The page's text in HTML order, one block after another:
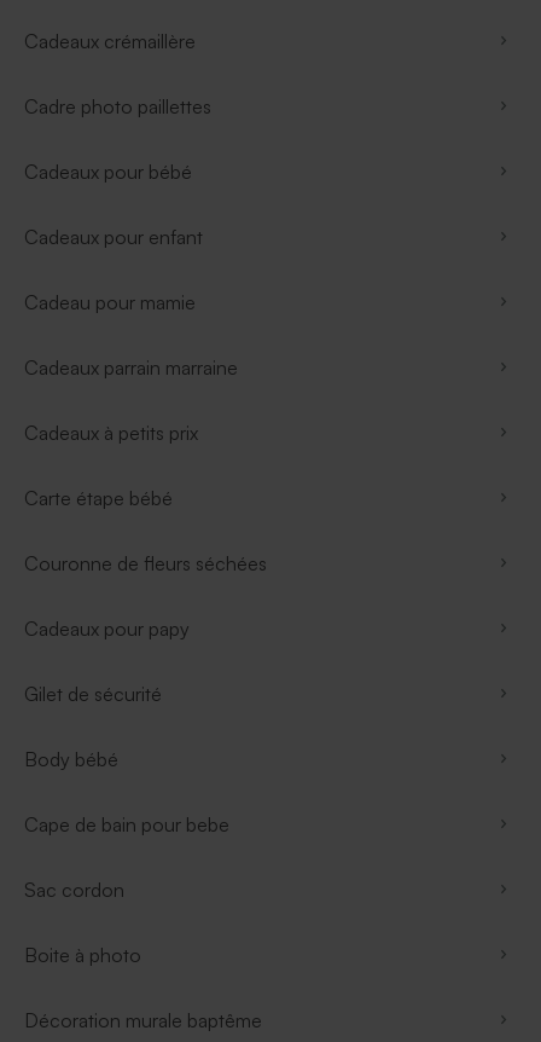
Cadeaux crémaillère
Cadre photo paillettes
Cadeaux pour bébé
Cadeaux pour enfant
Cadeau pour mamie
Cadeaux parrain marraine
Cadeaux à petits prix
Carte étape bébé
Couronne de fleurs séchées
Cadeaux pour papy
Gilet de sécurité
Body bébé
Cape de bain pour bebe
Sac cordon
Boite à photo
Décoration murale baptême